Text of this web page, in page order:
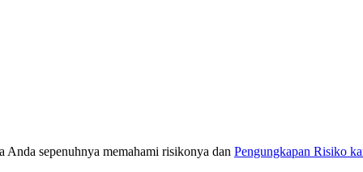
sepenuhnya memahami risikonya dan Pengungkapan Risiko